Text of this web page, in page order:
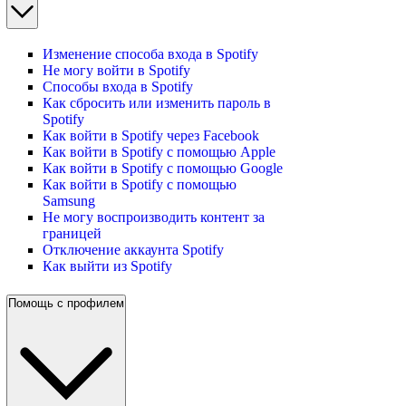
Изменение способа входа в Spotify
Не могу войти в Spotify
Способы входа в Spotify
Как сбросить или изменить пароль в
Spotify
Как войти в Spotify через Facebook
Как войти в Spotify с помощью Apple
Как войти в Spotify с помощью Google
Как войти в Spotify с помощью
Samsung
Не могу воспроизводить контент за
границей
Отключение аккаунта Spotify
Как выйти из Spotify
Помощь с профилем